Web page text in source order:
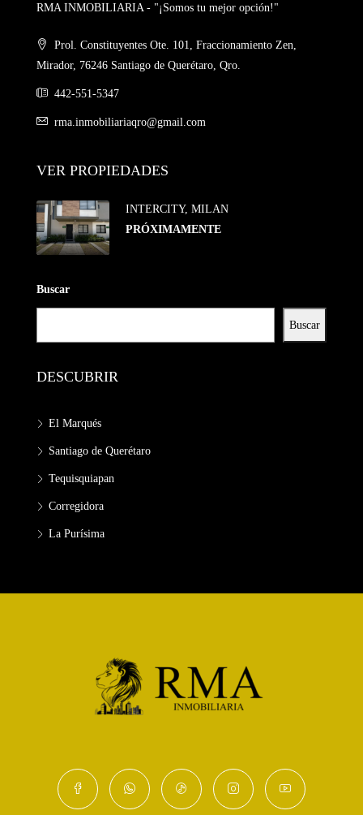
RMA INMOBILIARIA - "¡Somos tu mejor opción!"
Prol. Constituyentes Ote. 101, Fraccionamiento Zen,
Mirador, 76246 Santiago de Querétaro, Qro.
442-551-5347
rma.inmobiliariaqro@gmail.com
VER PROPIEDADES
INTERCITY, MILAN
PRÓXIMAMENTE
Buscar
Buscar
DESCUBRIR
El Marqués
Santiago de Querétaro
Tequisquiapan
Corregidora
La Purísima